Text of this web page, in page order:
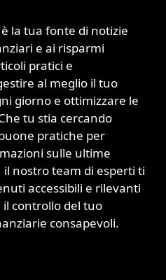
è la tua fonte di notizie
e ai risparmi
pratici e
al meglio il tuo
giorno e ottimizzare le
tu stia cercando
pratiche per
sulle ultime
nostro team di esperti ti
accessibili e rilevanti
controllo del tuo
consapevoli.